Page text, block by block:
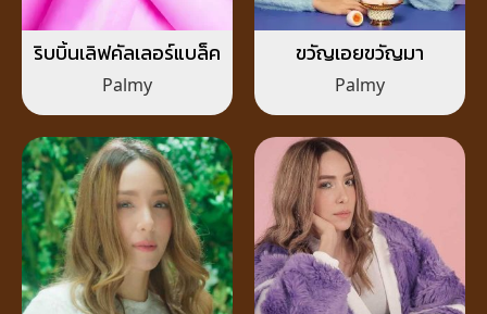
ริบบิ้นเลิฟคัลเลอร์แบล็ค
Palmy
ขวัญเอยขวัญมา
Palmy